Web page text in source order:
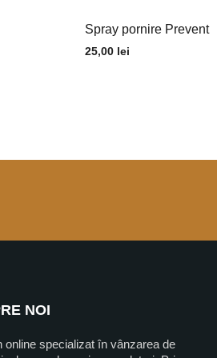
Spray pornire Prevent
25,00 lei
NOI
online specializat în vânzarea de